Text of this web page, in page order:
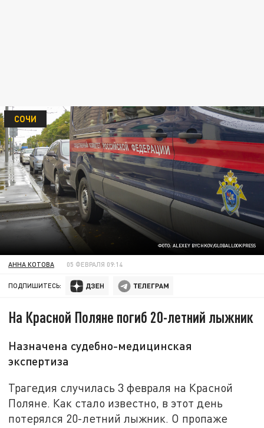
ФОТО: ALEXEY BYCHKOV/GLOBALLOOKPRESS
СОЧИ
АННА КОТОВА 05 ФЕВРАЛЯ 09:14
ПОДПИШИТЕСЬ:
На Красной Поляне погиб 20-летний лыжник
Назначена судебно-медицинская
экспертиза
Трагедия случилась 3 февраля на Красной
Поляне. Как стало известно, в этот день
потерялся 20-летний лыжник. О пропаже